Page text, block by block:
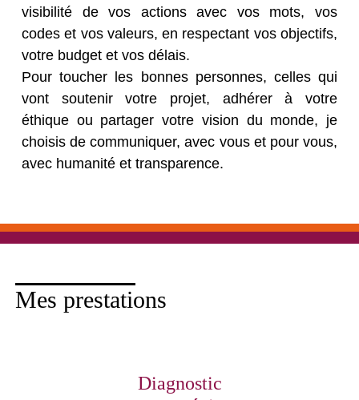
visibilité de vos actions avec vos mots, vos
codes et vos valeurs, en respectant vos objectifs,
votre budget et vos délais.
Pour toucher les bonnes personnes, celles qui
vont soutenir votre projet, adhérer à votre
éthique ou partager votre vision du monde, je
choisis de communiquer, avec vous et pour vous,
avec humanité et transparence.
Mes prestations
Diagnostic